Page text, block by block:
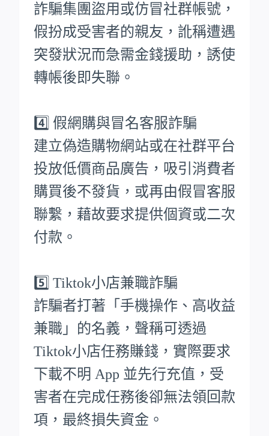
詐騙集團盜用或仿冒社群帳號，
假扮成受害者的親友，訛稱遭遇
突發狀況而急需金錢援助，誘使
轉帳後即失聯。
4️⃣ 假網購與冒名客服詐騙
建立偽造購物網站或在社群平台
投放低價商品廣告，吸引消費者
購買後不發貨，或再由假冒客服
聯繫，藉故要求提供個資或二次
付款。
5️⃣ Tiktok小店兼職詐騙
詐騙者打著「手機操作、高收益
兼職」的名義，聲稱可透過
Tiktok小店任務賺錢，實際要求
下載不明 App 並先行充值，受
害者在完成任務後卻無法領回款
項，最終損失資金。